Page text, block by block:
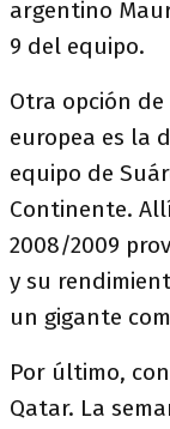
argentino
9 del equipo.
Otra opción
europea es la
equipo de
Continente.
2008/2009
y su
un gigante
Por último,
Qatar. La